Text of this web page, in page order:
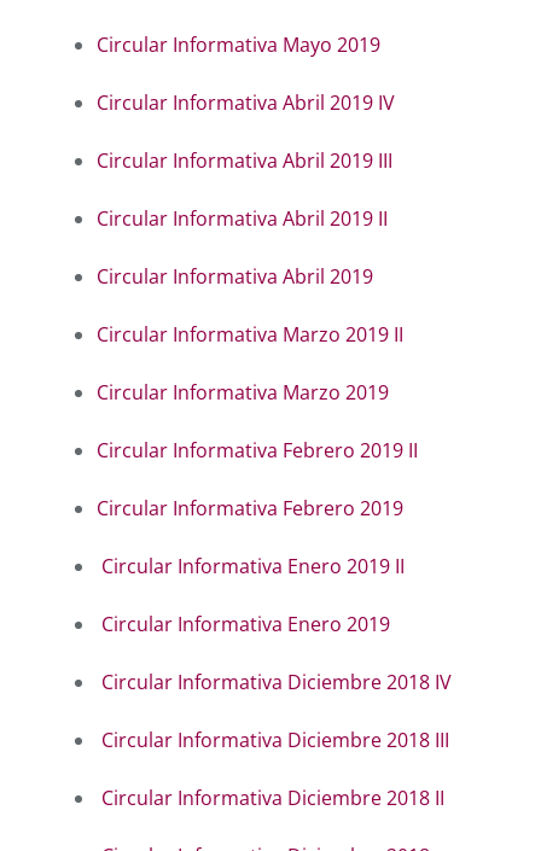
Circular Informativa Mayo 2019
Circular Informativa Abril 2019 IV
Circular Informativa Abril 2019 III
Circular Informativa Abril 2019 II
Circular Informativa Abril 2019
Circular Informativa Marzo 2019 II
Circular Informativa Marzo 2019
Circular Informativa Febrero 2019 II
Circular Informativa Febrero 2019
Circular Informativa Enero 2019 II
Circular Informativa Enero 2019
Circular Informativa Diciembre 2018 IV
Circular Informativa Diciembre 2018 III
Circular Informativa Diciembre 2018 II